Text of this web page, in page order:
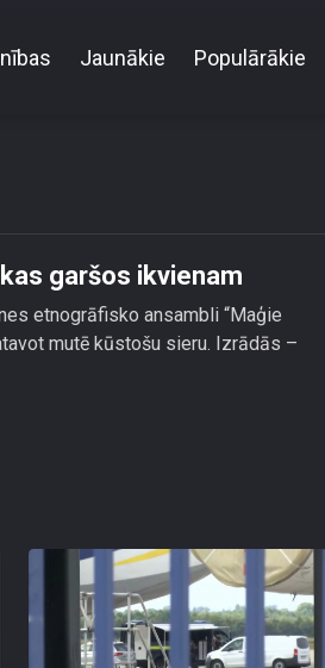
Jaunākie Populārākie
garšos ikvienam
etnogrāfisko ansambli “Maģie
mutē kūstošu sieru. Izrādās –